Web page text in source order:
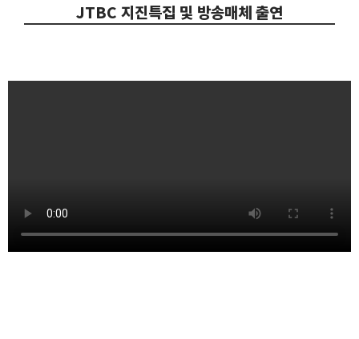
JTBC 지진특집 및 방송매체 출연